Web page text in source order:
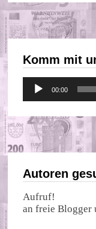
Komm mit
Audio-
Player
00:00
Autoren
Aufruf!
an freie Blogger